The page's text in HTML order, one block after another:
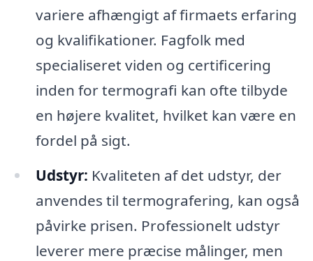
variere afhængigt af firmaets erfaring
og kvalifikationer. Fagfolk med
specialiseret viden og certificering
inden for termografi kan ofte tilbyde
en højere kvalitet, hvilket kan være en
fordel på sigt.
Udstyr: Kvaliteten af det udstyr, der
anvendes til termografering, kan også
påvirke prisen. Professionelt udstyr
leverer mere præcise målinger, men